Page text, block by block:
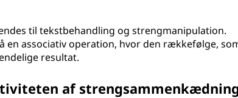
til tekstbehandling og strengmanipulation.
en associativ operation, hvor den rækkefølge,
resultat.
af